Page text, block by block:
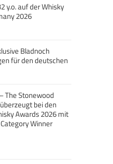
y.o. auf der Whisky
2026
Bladnoch
für den deutschen
The Stonewood
bei den
Awards 2026 mit
Winner